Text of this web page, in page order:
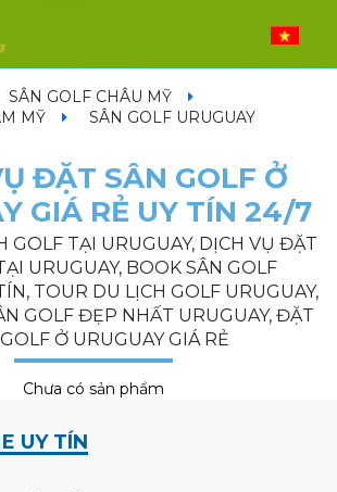
SÂN GOLF CHÂU MỸ
MỸ
SÂN GOLF URUGUAY
ĐẶT SÂN GOLF Ở
GIÁ RẺ UY TÍN 24/7
GOLF TẠI URUGUAY, DỊCH VỤ ĐẶT
URUGUAY, BOOK SÂN GOLF
TOUR DU LỊCH GOLF URUGUAY,
GOLF ĐẸP NHẤT URUGUAY, ĐẶT
Ở URUGUAY GIÁ RẺ
Chưa có sản phẩm
UY TÍN